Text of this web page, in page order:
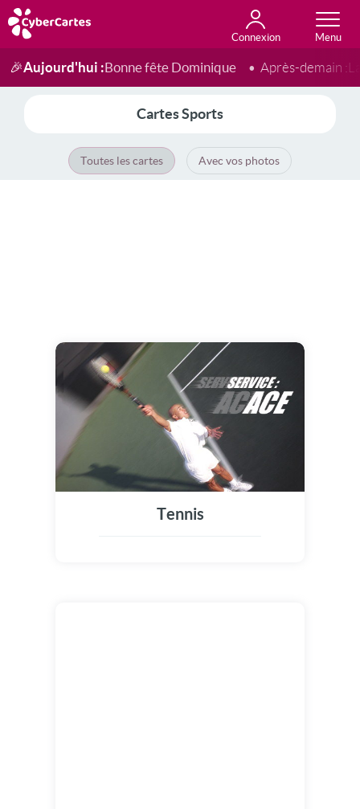
Connexion
Anniversaire
Fête du jour
Amour
Amitié
Merci
Toutes les cartes
🎉Aujourd'hui :Bonne fête Dominique Après-demain :
Cartes Sports
Toutes les cartes Avec vos photos
Tennis